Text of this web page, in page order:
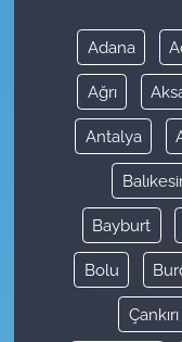
Adana
Ağrı
Antalya
Bayburt
Bolu
Çankırı